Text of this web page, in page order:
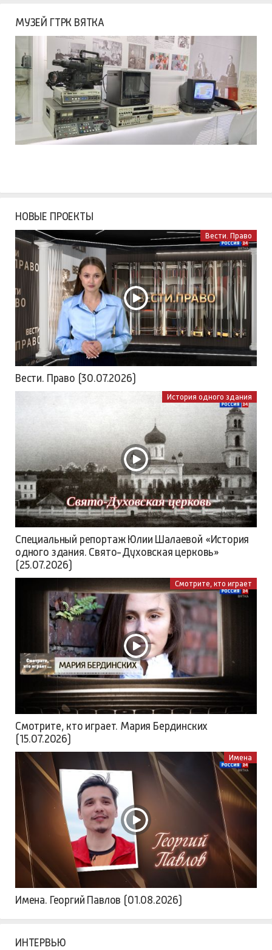
МУЗЕЙ ГТРК ВЯТКА
НОВЫЕ ПРОЕКТЫ
Вести. Право
Вести. Право (30.07.2026)
История одного здания
Специальный репортаж Юлии Шалаевой «История
одного здания. Свято-Духовская церковь»
(25.07.2026)
Смотрите, кто играет
Смотрите, кто играет. Мария Бердинских
(15.07.2026)
Имена
Имена. Георгий Павлов (01.08.2026)
ИНТЕРВЬЮ